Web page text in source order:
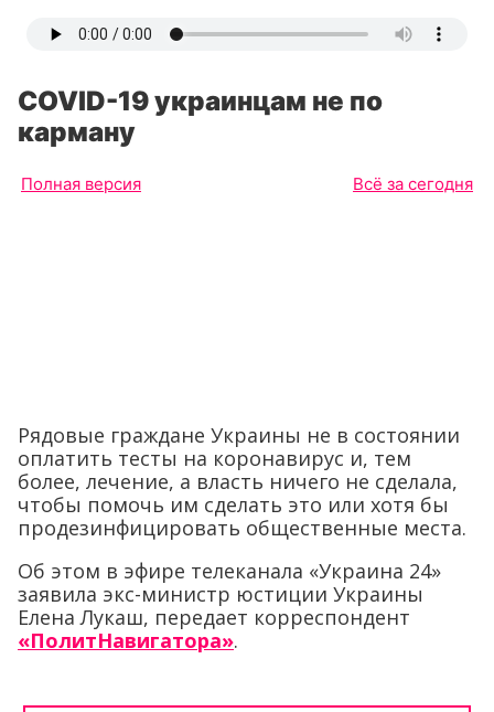
COVID-19 украинцам не по
карману
Полная версия Всё за сегодня
Рядовые граждане Украины не в состоянии
оплатить тесты на коронавирус и, тем
более, лечение, а власть ничего не сделала,
чтобы помочь им сделать это или хотя бы
продезинфицировать общественные места.
Об этом в эфире телеканала «Украина 24»
заявила экс-министр юстиции Украины
Елена Лукаш, передает корреспондент
«ПолитНавигатора».